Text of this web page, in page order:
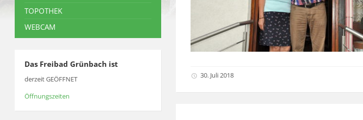
30. Juli 2018
TOPOTHEK
WEBCAM
Das Freibad Grünbach ist
derzeit GEÖFFNET
Öffnungszeiten